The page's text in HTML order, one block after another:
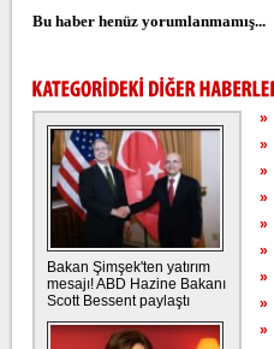
Bu haber henüz yorumlanmamış...
Bakan Şimşek'ten yatırım
mesajı! ABD Hazine Bakanı
Scott Bessent paylaştı
»
»
»
»
»
»
»
»
»